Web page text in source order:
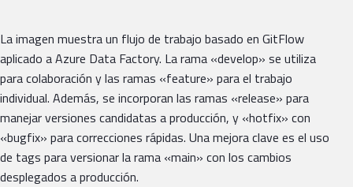
La imagen muestra un flujo de trabajo basado en GitFlow
aplicado a Azure Data Factory. La rama «develop» se utiliza
para colaboración y las ramas «feature» para el trabajo
individual. Además, se incorporan las ramas «release» para
manejar versiones candidatas a producción, y «hotfix» con
«bugfix» para correcciones rápidas. Una mejora clave es el uso
de tags para versionar la rama «main» con los cambios
desplegados a producción.